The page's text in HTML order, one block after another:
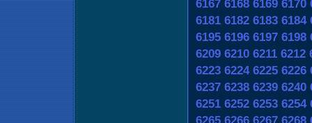
6167 6168 6169 6170
6181 6182 6183 6184
6195 6196 6197 6198
6209 6210 6211 6212
6223 6224 6225 6226
6237 6238 6239 6240
6251 6252 6253 6254
6265 6266 6267 6268